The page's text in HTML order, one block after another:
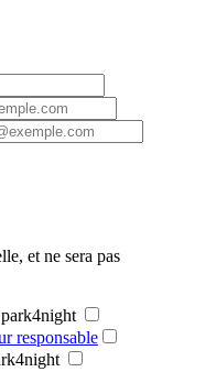
et ne sera pas
responsable